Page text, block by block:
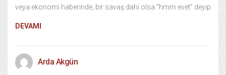
veya ekonomi haberinde, bir savaş dahi olsa “hmm evet” deyip
DEVAMI
Arda Akgün